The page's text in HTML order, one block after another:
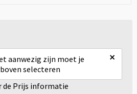
aanwezig zijn moet je
selecteren
×
de Prijs informatie